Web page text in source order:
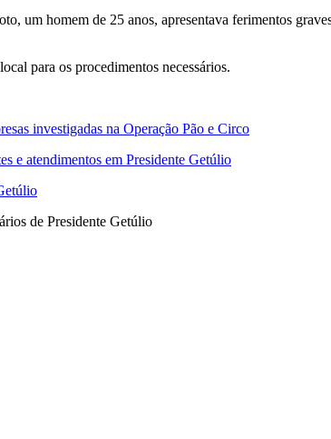
um homem de 25 anos, apresentava ferimentos
para os procedimentos necessários.
investigadas na Operação Pão e Circo
e atendimentos em Presidente Getúlio
de Presidente Getúlio